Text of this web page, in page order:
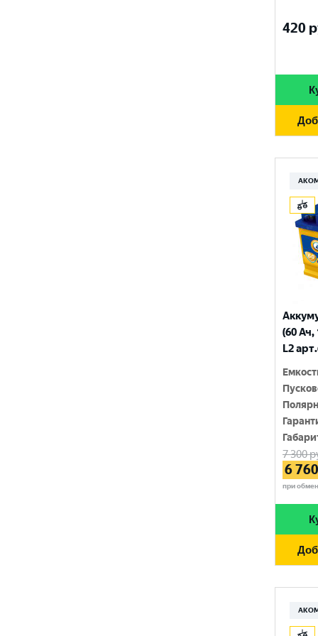
420
(60 Ач,
L2
7 300
6 760
при